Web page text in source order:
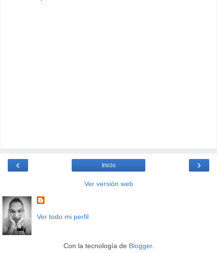
‹ ›
Inicio
Ver versión web
Ver todo mi perfil
Con la tecnología de Blogger.